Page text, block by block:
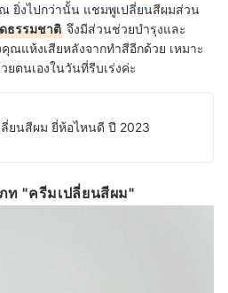
ยิ่งไปกว่านั้น แชมพูเปลี่ยนสีผมส่วน
ธรรมชาติ จึงมีส่วนช่วยบำรุงและ
ณแห้งเสียหลังจากทำสีอีกด้วย เหมาะ
ตนเองในวันที่รีบเร่งค่ะ
ยนสีผม ยี่ห้อไหนดี ปี 2023
ท "ครีมเปลี่ยนสีผม"